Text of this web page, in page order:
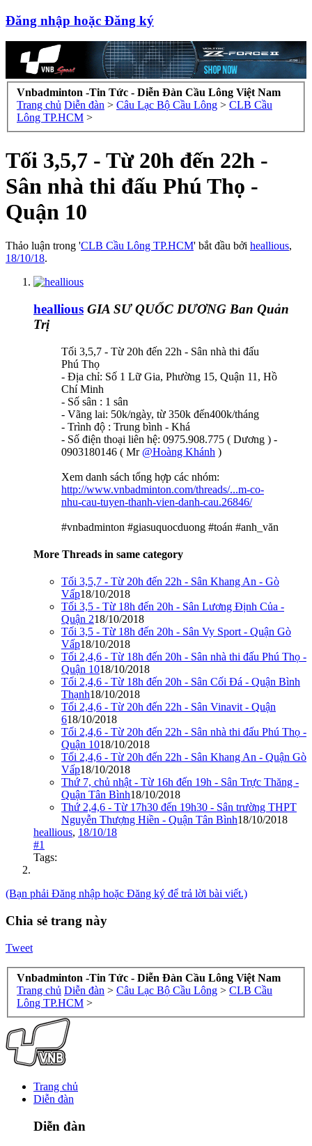
Đăng nhập hoặc Đăng ký
Vnbadminton -Tin Tức - Diễn Đàn Cầu Lông Việt Nam
Trang chủ Diễn đàn > Câu Lạc Bộ Cầu Lông > CLB Cầu
Lông TP.HCM >
Tối 3,5,7 - Từ 20h đến 22h -
Sân nhà thi đấu Phú Thọ -
Quận 10
Thảo luận trong 'CLB Cầu Lông TP.HCM' bắt đầu bởi heallious,
18/10/18.
heallious GIA SƯ QUỐC DƯƠNG Ban Quản
Trị
Tối 3,5,7 - Từ 20h đến 22h - Sân nhà thi đấu
Phú Thọ
- Địa chỉ: Số 1 Lữ Gia, Phường 15, Quận 11, Hồ
Chí Minh
- Số sân : 1 sân
- Vãng lai: 50k/ngày, từ 350k đến400k/tháng
- Trình độ : Trung bình - Khá
- Số điện thoại liên hệ: 0975.908.775 ( Dương ) -
0903180146 ( Mr @Hoàng Khánh )
Xem danh sách tổng hợp các nhóm:
http://www.vnbadminton.com/threads/...m-co-
nhu-cau-tuyen-thanh-vien-danh-cau.26846/
#vnbadminton #giasuquocduong #toán #anh_văn
More Threads in same category
Tối 3,5,7 - Từ 20h đến 22h - Sân Khang An - Gò
Vấp18/10/2018
Tối 3,5 - Từ 18h đến 20h - Sân Lương Định Của -
Quận 218/10/2018
Tối 3,5 - Từ 18h đến 20h - Sân Vy Sport - Quận Gò
Vấp18/10/2018
Tối 2,4,6 - Từ 18h đến 20h - Sân nhà thi đấu Phú Thọ -
Quận 1018/10/2018
Tối 2,4,6 - Từ 18h đến 20h - Sân Cối Đá - Quận Bình
Thạnh18/10/2018
Tối 2,4,6 - Từ 20h đến 22h - Sân Vinavit - Quận
618/10/2018
Tối 2,4,6 - Từ 20h đến 22h - Sân nhà thi đấu Phú Thọ -
Quận 1018/10/2018
Tối 2,4,6 - Từ 20h đến 22h - Sân Khang An - Quận Gò
Vấp18/10/2018
Thứ 7, chủ nhật - Từ 16h đến 19h - Sân Trực Thăng -
Quận Tân Bình18/10/2018
Thứ 2,4,6 - Từ 17h30 đến 19h30 - Sân trường THPT
Nguyễn Thượng Hiền - Quận Tân Bình18/10/2018
heallious, 18/10/18
#1
Tags:
(Bạn phải Đăng nhập hoặc Đăng ký để trả lời bài viết.)
Chia sẻ trang này
Tweet
Vnbadminton -Tin Tức - Diễn Đàn Cầu Lông Việt Nam
Trang chủ Diễn đàn > Câu Lạc Bộ Cầu Lông > CLB Cầu
Lông TP.HCM >
Trang chủ
Diễn đàn
Diễn đàn